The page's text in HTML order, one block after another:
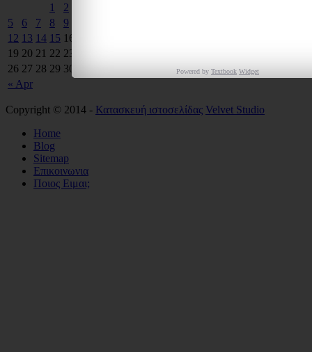
« Apr
1 2
5
6 7 8 9
12 13 14 15 16
19 20 21 22 23
26 27 28 29 30 Powered byTextbook Widget
Copyright © 2014 - Κατασκευή ιστοσελίδας Velvet Studio
Home
Blog
Sitemap
Επικοινωνια
Ποιος Ειμαι;